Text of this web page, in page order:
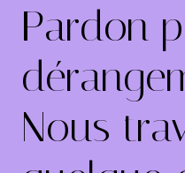
Pardon
Nous